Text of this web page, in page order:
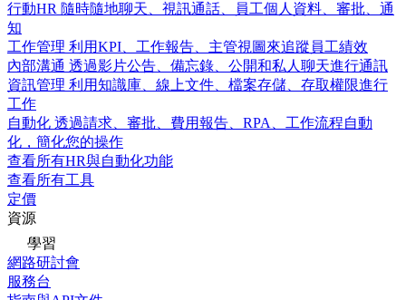
行動HR 隨時隨地聊天、視訊通話、員工個人資料、審批、通
知
工作管理 利用KPI、工作報告、主管視圖來追蹤員工績效
內部溝通 透過影片公告、備忘錄、公開和私人聊天進行通訊
資訊管理 利用知識庫、線上文件、檔案存儲、存取權限進行
工作
自動化 透過請求、審批、費用報告、RPA、工作流程自動
化，簡化您的操作
查看所有HR與自動化功能
查看所有工具
定價
資源
學習
網路研討會
服務台